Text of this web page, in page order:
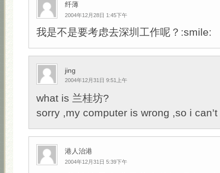
纤薄
2004年12月28日 1:45下午
我是不是要考虑去深圳工作呢？:smile:
jing
2004年12月31日 9:51上午
what is 兰桂坊?
sorry ,my computer is wrong ,so i
港人治港
2004年12月31日 5:39下午